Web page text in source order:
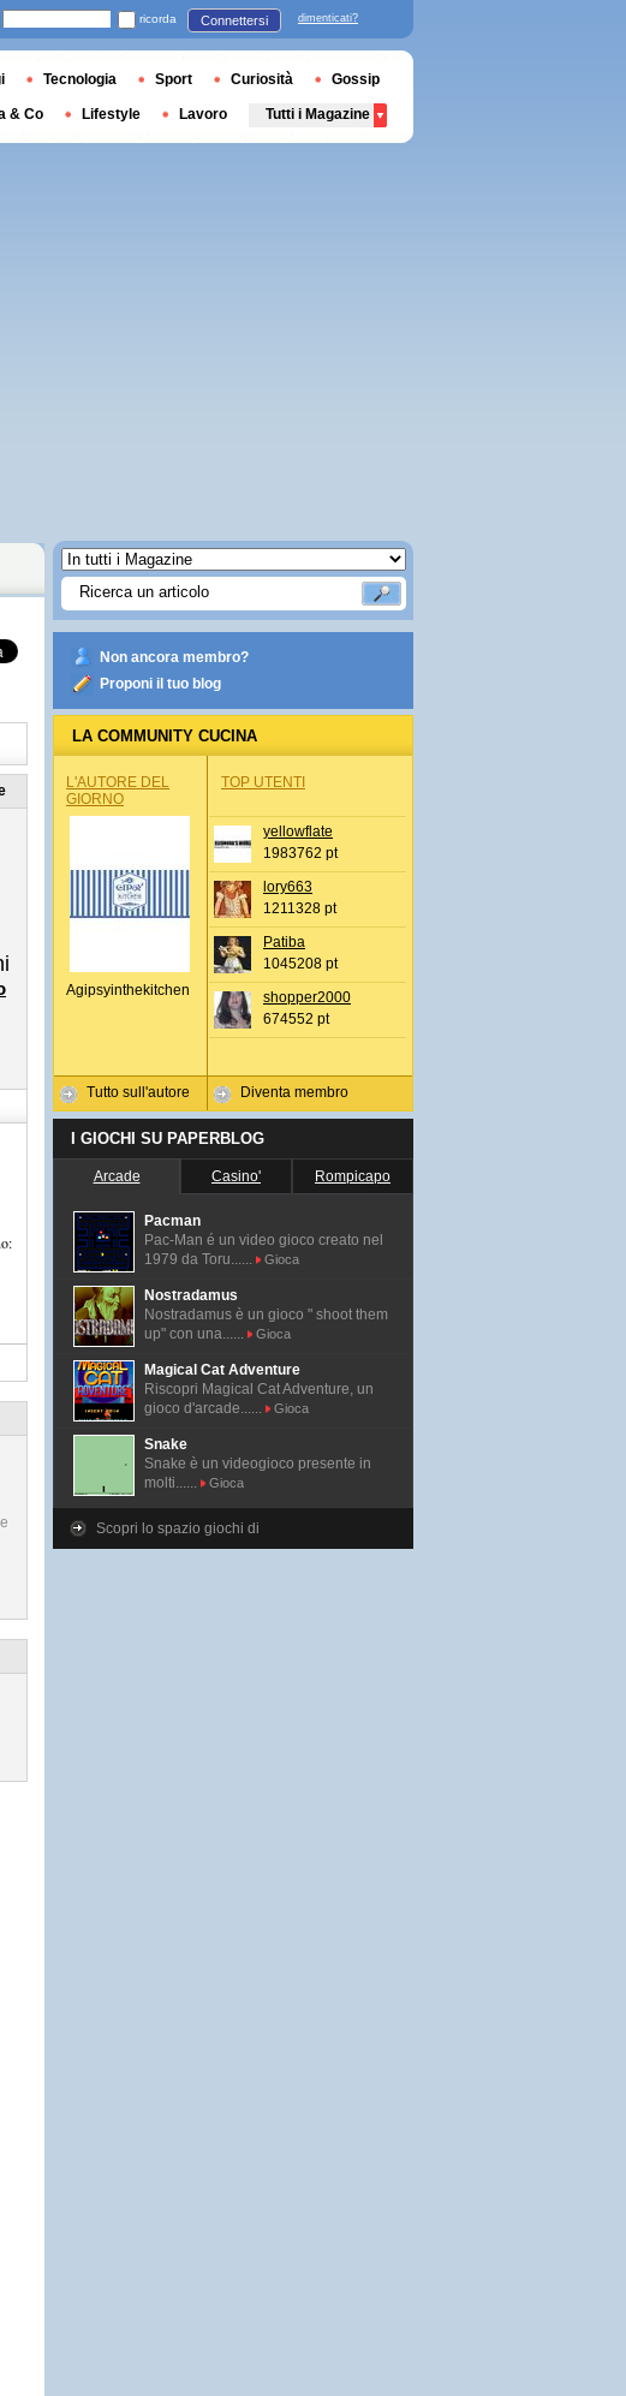
Non ancora membro?
Proponi il tuo blog
LA COMMUNITY CUCINA
L'AUTORE DEL
GIORNO
Agipsyinthekitchen
Tutto sull'autore
TOP UTENTI
yellowflate
1983762 pt
lory663
1211328 pt
Patiba
1045208 pt
shopper2000
674552 pt
Diventa membro
I GIOCHI SU PAPERBLOG
Arcade Casino' Rompicapo
Pacman
Pac-Man é un video gioco creato nel
1979 da Toru......
Gioca
Nostradamus
Nostradamus è un gioco " shoot them
up" con una......
Gioca
Magical Cat Adventure
Riscopri Magical Cat Adventure, un
gioco d'arcade......
Gioca
Snake
Snake è un videogioco presente in
molti......
Gioca
Scopri lo spazio giochi di
ricorda Connettersi dimenticati?
Tecnologia Sport Curiosità Gossip
& Co Lifestyle Lavoro Tutti i Magazine